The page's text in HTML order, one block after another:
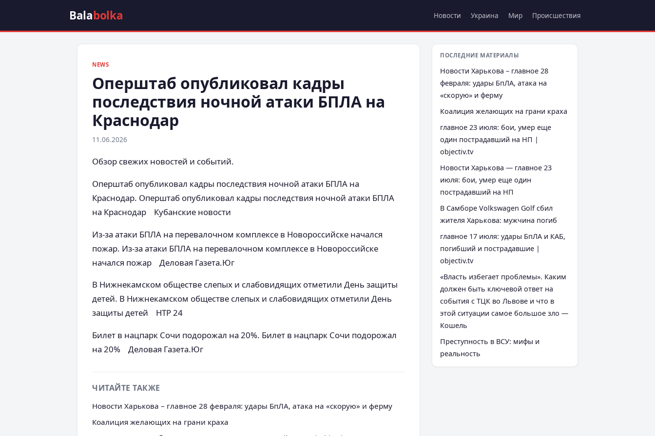
Balabolka Новости Украина Мир Происшествия
NEWS
Оперштаб опубликовал кадры
последствия ночной атаки БПЛА на
Краснодар
11.06.2026
Обзор свежих новостей и событий.
Оперштаб опубликовал кадры последствия ночной атаки БПЛА на
Краснодар. Оперштаб опубликовал кадры последствия ночной атаки БПЛА
на Краснодар Кубанские новости
Из-за атаки БПЛА на перевалочном комплексе в Новороссийске начался
пожар. Из-за атаки БПЛА на перевалочном комплексе в Новороссийске
начался пожар Деловая Газета.Юг
В Нижнекамском обществе слепых и слабовидящих отметили День защиты
детей. В Нижнекамском обществе слепых и слабовидящих отметили День
защиты детей НТР 24
Билет в нацпарк Сочи подорожал на 20%. Билет в нацпарк Сочи подорожал
на 20% Деловая Газета.Юг
ЧИТАЙТЕ ТАКЖЕ
Новости Харькова – главное 28 февраля: удары БпЛА, атака на «скорую» и ферму
Коалиция желающих на грани краха
ПОСЛЕДНИЕ МАТЕРИАЛЫ
Новости Харькова – главное 28
февраля: удары БпЛА, атака на
«скорую» и ферму
Коалиция желающих на грани краха
главное 23 июля: бои, умер еще
один пострадавший на НП |
objectiv.tv
Новости Харькова — главное 23
июля: бои, умер еще один
пострадавший на НП
В Самборе Volkswagen Golf сбил
жителя Харькова: мужчина погиб
главное 17 июля: удары БпЛА и КАБ,
погибший и пострадавшие |
objectiv.tv
«Власть избегает проблемы». Каким
должен быть ключевой ответ на
события с ТЦК во Львове и что в
этой ситуации самое большое зло —
Кошель
Преступность в ВСУ: мифы и
реальность